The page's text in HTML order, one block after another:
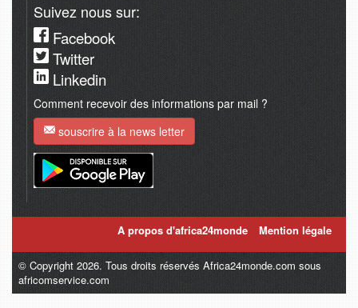
Suivez nous sur:
Facebook
Twitter
Linkedin
Comment recevoir des informations par mail ?
souscrire à la news letter
A propos d'africa24monde Mention légale
© Copyright 2026. Tous droits réservés Africa24monde.com sous
africomservice.com